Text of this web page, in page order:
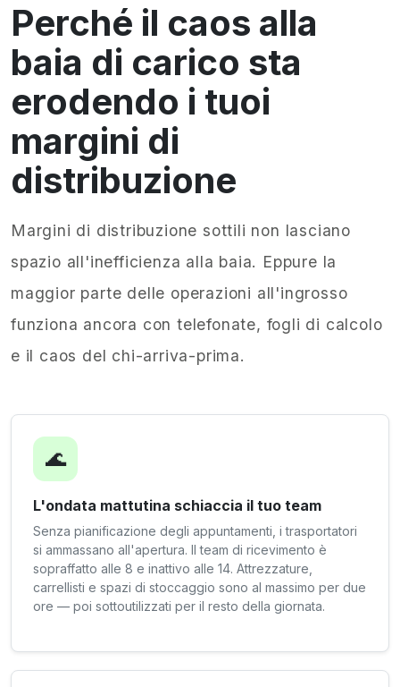
Perché il caos alla
baia di carico sta
erodendo i tuoi
margini di
distribuzione
Margini di distribuzione sottili non lasciano
spazio all'inefficienza alla baia. Eppure la
maggior parte delle operazioni all'ingrosso
funziona ancora con telefonate, fogli di calcolo
e il caos del chi-arriva-prima.
🌊
L'ondata mattutina schiaccia il tuo team
Senza pianificazione degli appuntamenti, i trasportatori
si ammassano all'apertura. Il team di ricevimento è
sopraffatto alle 8 e inattivo alle 14. Attrezzature,
carrellisti e spazi di stoccaggio sono al massimo per due
ore — poi sottoutilizzati per il resto della giornata.